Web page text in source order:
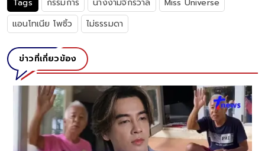
แอนโทเนีย โพซิ้ว
ไม่ธรรมดา
ข่าวที่เกี่ยวข้อง
ลูกสาว "ทศพล หิมพานต์" ทุ่มเงินเก็บ สร้างบ้านหลังใหม่ให้
ยายทวด